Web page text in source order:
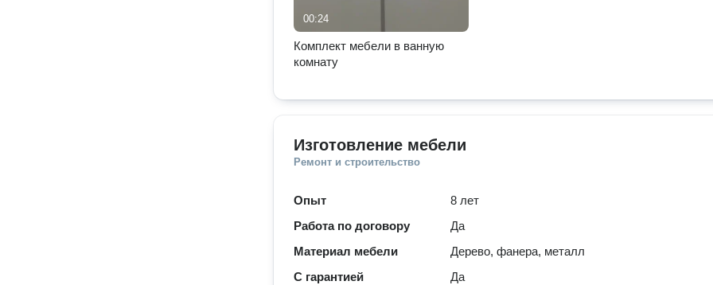
00:24
Комплект мебели в ванную
комнату
Изготовление мебели
Ремонт и строительство
Опыт
8 лет
Работа по договору
Да
Материал мебели
Дерево, фанера, металл
С гарантией
Да